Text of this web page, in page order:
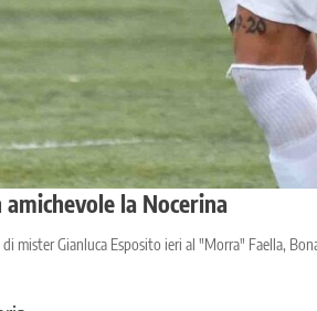
la Nocerina
mister Gianluca Esposito ieri al "Morra" Faella,